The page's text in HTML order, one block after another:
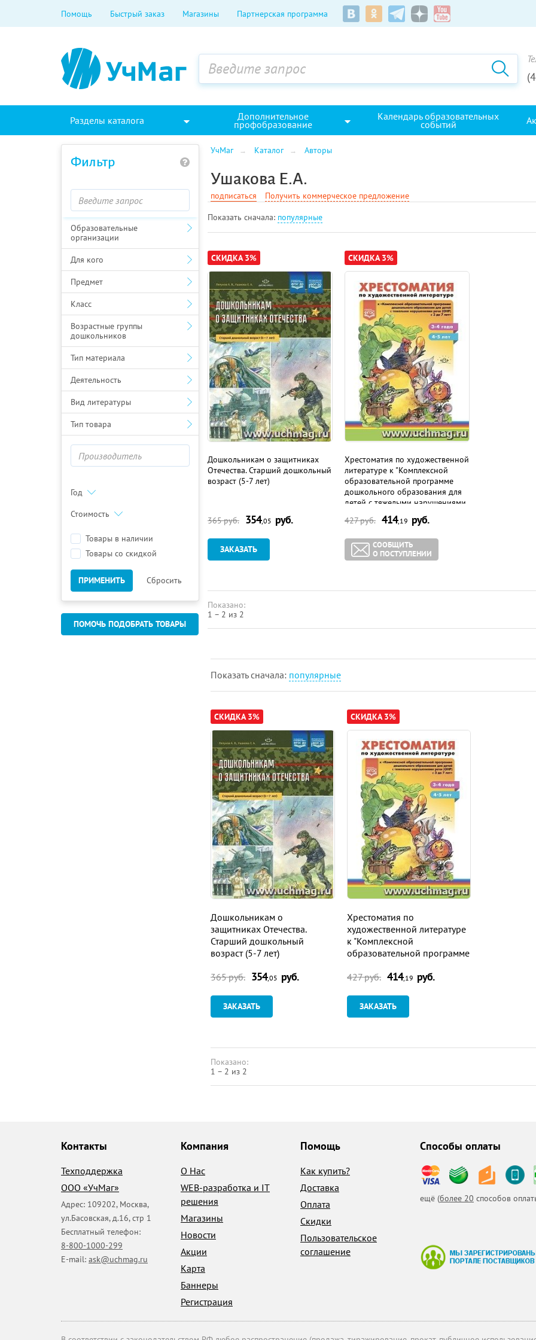
Помощь Быстрый заказ Магазины Партнерская программа
Разделы каталога Дополнительное
профобразование
Календарь образовательных
событий
Фильтр
Образовательные
организации
Для кого
Предмет
Класс
Возрастные группы
дошкольников
Тип материала
Деятельность
Вид литературы
Тип товара
Год
Стоимость
Товары в наличии
Товары со скидкой
ПРИМЕНИТЬ Сбросить
ПОМОЧЬ ПОДОБРАТЬ ТОВАРЫ
УчМаг Каталог Авторы
Ушакова Е.А.
подписаться
Получить коммерческое предложение
Показать cначала: популярные
СКИДКА 3%
Дошкольникам о защитниках
Отечества. Старший дошкольный
возраст (5-7 лет)
365руб. 354,05 руб.
ЗАКАЗАТЬ
СКИДКА 3%
Хрестоматия по художественной
литературе к "Комплексной
образовательной программе
дошкольного образования для
детей с тяжелыми нарушениями
Нищевой. 3-4 года, 4-5 лет. ФГОС
427руб. 414,19 руб.
СООБЩИТЬ
О ПОСТУПЛЕНИИ
Показано:
1 – 2 из 2
Показать cначала: популярные
СКИДКА 3%
Дошкольникам о
защитниках Отечества.
Старший дошкольный
возраст (5-7 лет)
365руб. 354,05 руб.
ЗАКАЗАТЬ
СКИДКА 3%
Хрестоматия по
художественной литературе
к "Комплексной
образовательной программе
для детей с тяжелыми
до 7 лет" Н.В. Нищевой. 3-4
года, 4-5 лет. ФГОС
427руб. 414,19 руб.
ЗАКАЗАТЬ
Показано:
1 – 2 из 2
Контакты
Техподдержка
ООО «УчМаг»
Адрес: 109202, Москва,
ул.Басовская, д.16, стр 1
Бесплатный телефон:
8-800-1000-299
E-mail: ask@uchmag.ru
Компания
О Нас
WEB-разработка и IT
решения
Магазины
Новости
Акции
Карта
Баннеры
Регистрация
Помощь
Как купить?
Доставка
Оплата
Скидки
Пользовательское
соглашение
Способы оплаты
ещё (более 20 способов